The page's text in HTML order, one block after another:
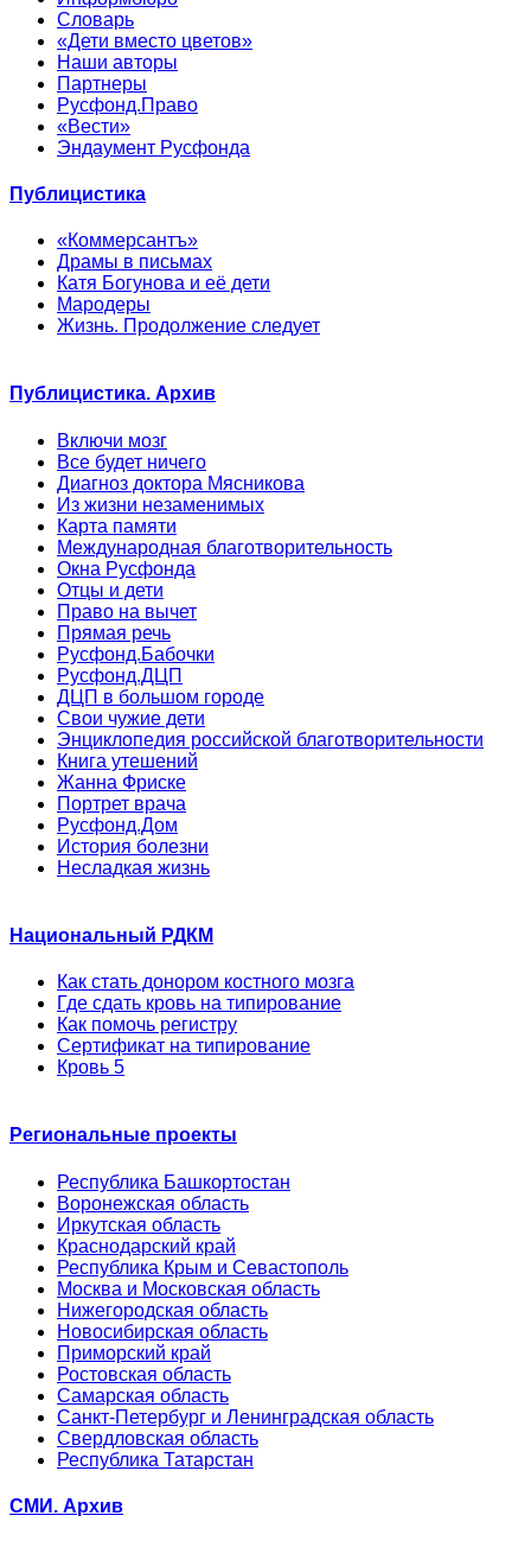
Словарь
«Дети вместо цветов»
Наши авторы
Партнеры
Русфонд.Право
«Вести»
Эндаумент Русфонда
Публицистика
«Коммерсантъ»
Драмы в письмах
Катя Богунова и её дети
Мародеры
Жизнь. Продолжение следует
Публицистика. Архив
Включи мозг
Все будет ничего
Диагноз доктора Мясникова
Из жизни незаменимых
Карта памяти
Международная благотворительность
Окна Русфонда
Отцы и дети
Право на вычет
Прямая речь
Русфонд.Бабочки
Русфонд.ДЦП
ДЦП в большом городе
Свои чужие дети
Энциклопедия российской благотворительности
Книга утешений
Жанна Фриске
Портрет врача
Русфонд.Дом
История болезни
Несладкая жизнь
Национальный РДКМ
Как стать донором костного мозга
Где сдать кровь на типирование
Как помочь регистру
Сертификат на типирование
Кровь 5
Региональные проекты
Республика Башкортостан
Воронежская область
Иркутская область
Краснодарский край
Республика Крым и Севастополь
Москва и Московская область
Нижегородская область
Новосибирская область
Приморский край
Ростовская область
Самарская область
Санкт-Петербург и Ленинградская область
Свердловская область
Республика Татарстан
СМИ. Архив